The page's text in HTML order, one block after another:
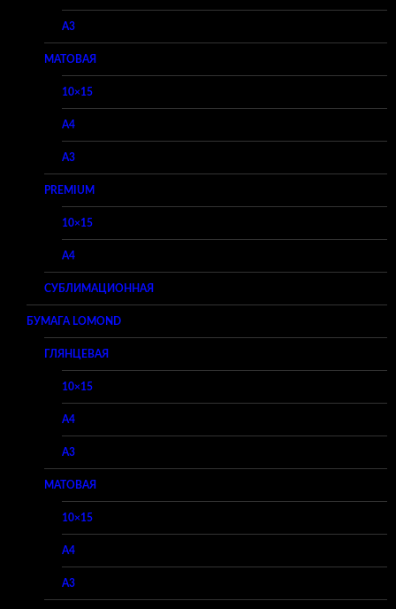
A3
МАТОВАЯ
10×15
A4
A3
PREMIUM
10×15
A4
СУБЛИМАЦИОННАЯ
БУМАГА LOMOND
ГЛЯНЦЕВАЯ
10×15
A4
A3
МАТОВАЯ
10×15
A4
A3